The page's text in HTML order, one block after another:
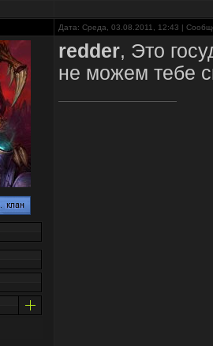
Дата: Среда, 03.08.2011, 12:43 |
redder, Это
не можем тебе